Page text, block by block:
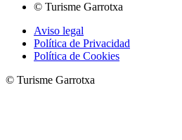
© Turisme Garrotxa
Aviso legal
Política de Privacidad
Política de Cookies
© Turisme Garrotxa